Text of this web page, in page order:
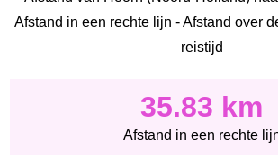
Afstand in een rechte lijn - Afstand over
reistijd
35.83 km
Afstand in een rechte